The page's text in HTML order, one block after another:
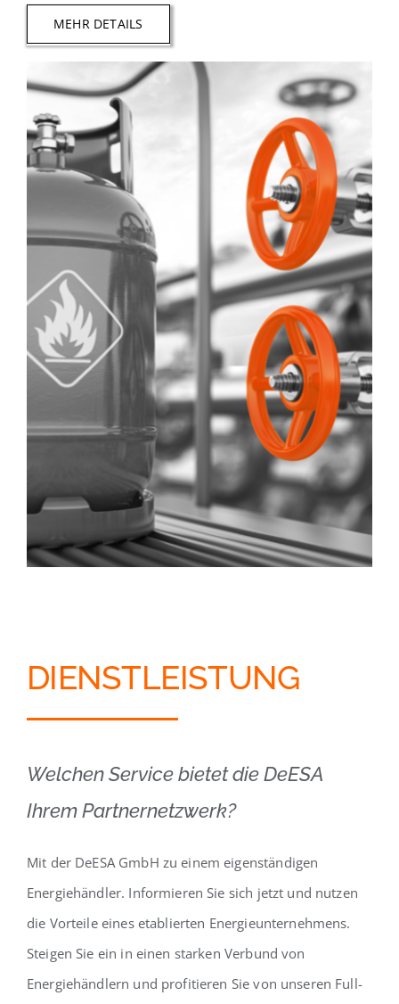
MEHR DETAILS
DIENSTLEISTUNG
Welchen Service bietet die DeESA
Ihrem Partnernetzwerk?
Mit der DeESA GmbH zu einem eigenständigen
Energiehändler. Informieren Sie sich jetzt und nutzen
die Vorteile eines etablierten Energieunternehmens.
Steigen Sie ein in einen starken Verbund von
Energiehändlern und profitieren Sie von unseren Full-